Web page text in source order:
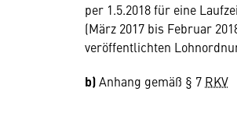
per 1.5.2018 für eine
(März 2017 bis Februar
veröffentlichten
b)Anhang gemäß § 7 RKV